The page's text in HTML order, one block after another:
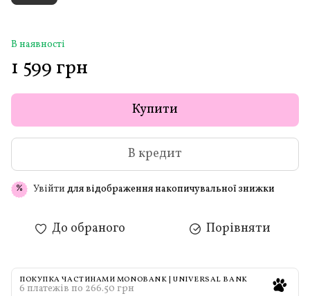
В наявності
1 599 грн
Купити
В кредит
% Увійти для відображення накопичувальної знижки
До обраного Порівняти
ПОКУПКА ЧАСТИНАМИ MONOBANK | UNIVERSAL BANK
6 платежів по 266.50 грн